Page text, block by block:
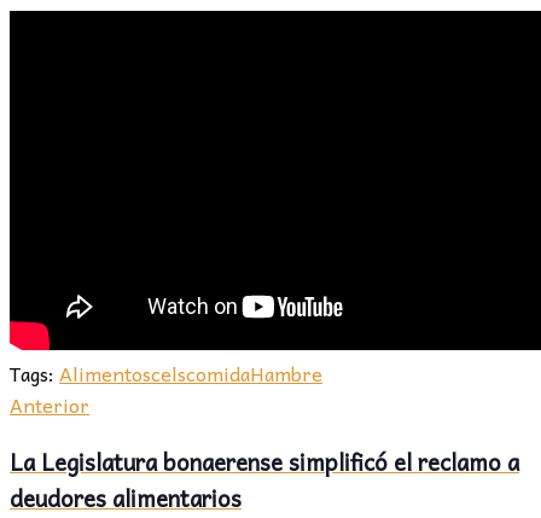
Tags: AlimentoscelscomidaHambre
Anterior
La Legislatura bonaerense simplificó el reclamo a
deudores alimentarios